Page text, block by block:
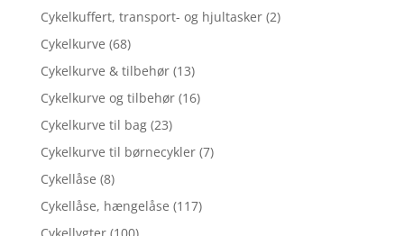
Cykelkuffert, transport- og hjultasker (2)
Cykelkurve (68)
Cykelkurve & tilbehør (13)
Cykelkurve og tilbehør (16)
Cykelkurve til bag (23)
Cykelkurve til børnecykler (7)
Cykellåse (8)
Cykellåse, hængelåse (117)